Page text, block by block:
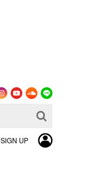
SIGN UP